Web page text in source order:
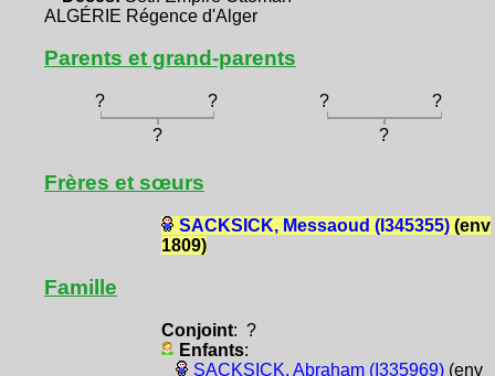
ALGÉRIE Régence d'Alger
Parents et grand-parents
? ? ?
?
?
?
Frères et sœurs
SACKSICK, Messaoud (I345355)(env
1809)
Famille
Conjoint: ?
Enfants:
SACKSICK, Abraham (I335969)(env